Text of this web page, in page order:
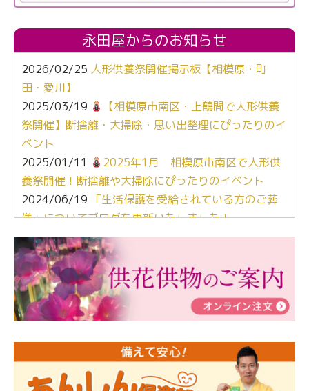
永田屋からのお知らせ
2026/02/25 人形供養祭開催掲示板【相模原・町
田・愛川】
2025/03/19
【相模原市南区・上鶴間で人形供養
祭開催】断捨離・大掃除・思い出整理にぴったりのイ
ベント
2025/01/11
2025年1月 相模原市南区で人形供
養祭開催！断捨離や大掃除にぴったりのイベント
2024/06/19 「生活保護を受給されている方のご葬
儀」についてブログを更新いたしました！
2024/03/06【終活なるほど教室】「マンガで学
ぶ！はじめてのお葬式」小さな家族葬ハウス®町田成
瀬 ご参加ありがとうございました！
2024/01/19令和6年能登半島地震災害の寄付のご報
告
人形供養 寄付のご報告
2023/12/16終活なるほど教室＠小さな家族葬ハウ
ス®上鶴間 エンディングノートを書いてみよう！